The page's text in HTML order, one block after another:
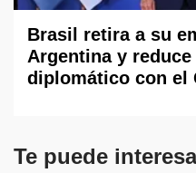
Brasil retira a su
Argentina y
diplomático con el
Te puede